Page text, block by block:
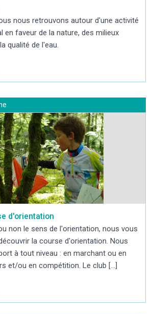
nous retrouvons autour d'une activité
en faveur de la nature, des milieux
qualité de l'eau.
d'orientation
non le sens de l'orientation, nous vous
la course d'orientation. Nous
à tout niveau : en marchant ou en
et/ou en compétition. Le club [...]